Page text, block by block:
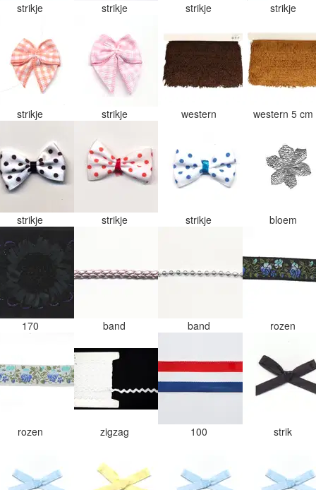
strikje strikje strikje strikje
strikje strikje western western 5 cm
strikje strikje strikje bloem
170 band band rozen
rozen zigzag 100 strik